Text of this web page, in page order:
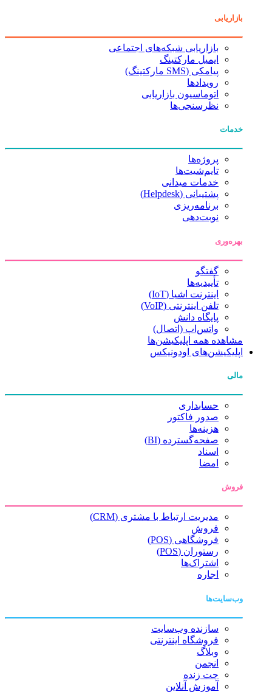
بازاریابی
بازاریابی شبکه‌های اجتماعی
ایمیل مارکتینگ
پیامکی (SMS مارکتینگ)
رویدادها
اتوماسیون بازاریابی
نظرسنجی‌ها
خدمات
پروژه‌ها
تایم‌شیت‌ها
خدمات میدانی
پشتیبانی (Helpdesk)
برنامه‌ریزی
نوبت‌دهی
بهره‌وری
گفتگو
تأییدیه‌ها
اینترنت اشیا (IoT)
تلفن اینترنتی (VoIP)
پایگاه دانش
واتس‌اپ (اتصال)
مشاهده همه اپلیکیشن‌ها
اپلیکیشن‌های اودونیکس
مالی
حسابداری
صدور فاکتور
هزینه‌ها
صفحه‌گسترده (BI)
اسناد
امضا
فروش
مدیریت ارتباط با مشتری (CRM)
فروش
فروشگاهی (POS)
رستوران (POS)
اشتراک‌ها
اجاره
وب‌سایت‌ها
سازنده وب‌سایت
فروشگاه اینترنتی
وبلاگ
انجمن
چت زنده
آموزش آنلاین